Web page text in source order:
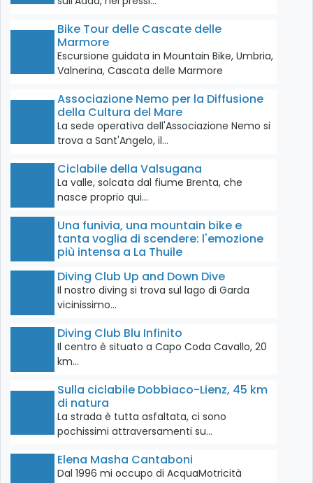
Bike Tour delle Cascate delle
Marmore
Escursione guidata in Mountain Bike, Umbria,
Valnerina, Cascata delle Marmore
Associazione Nemo per la Diffusione
della Cultura del Mare
La sede operativa dell'Associazione Nemo si
trova a Sant'Angelo, il…
Ciclabile della Valsugana
La valle, solcata dal fiume Brenta, che
nasce proprio qui…
Una funivia, una mountain bike e
tanta voglia di scendere: l'emozione
più intensa a La Thuile
Diving Club Up and Down Dive
Il nostro diving si trova sul lago di Garda
vicinissimo…
Diving Club Blu Infinito
Il centro è situato a Capo Coda Cavallo, 20
km…
Sulla ciclabile Dobbiaco-Lienz, 45 km
di natura
La strada è tutta asfaltata, ci sono
pochissimi attraversamenti su…
Elena Masha Cantaboni
Dal 1996 mi occupo di AcquaMotricità